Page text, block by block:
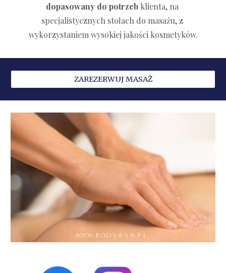
dopasowany do potrzeb klienta, na
specjalistycznych stołach do masażu, z
wykorzystaniem wysokiej jakości kosmetyków.
ZAREZERWUJ MASAŻ